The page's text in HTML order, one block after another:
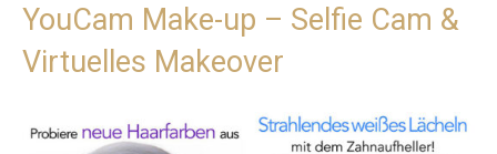
YouCam Make-up – Selfie Cam &
Virtuelles Makeover